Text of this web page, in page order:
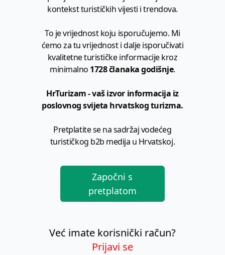
kontekst turističkih vijesti i trendova.
To je vrijednost koju isporučujemo. Mi
ćemo za tu vrijednost i dalje isporučivati
kvalitetne turističke informacije kroz
minimalno 1728 članaka godišnje.
HrTurizam - vaš izvor informacija iz
poslovnog svijeta hrvatskog turizma.
Pretplatite se na sadržaj vodećeg
turističkog b2b medija u Hrvatskoj.
Započni s
pretplatom
Već imate korisnički račun?
Prijavi se